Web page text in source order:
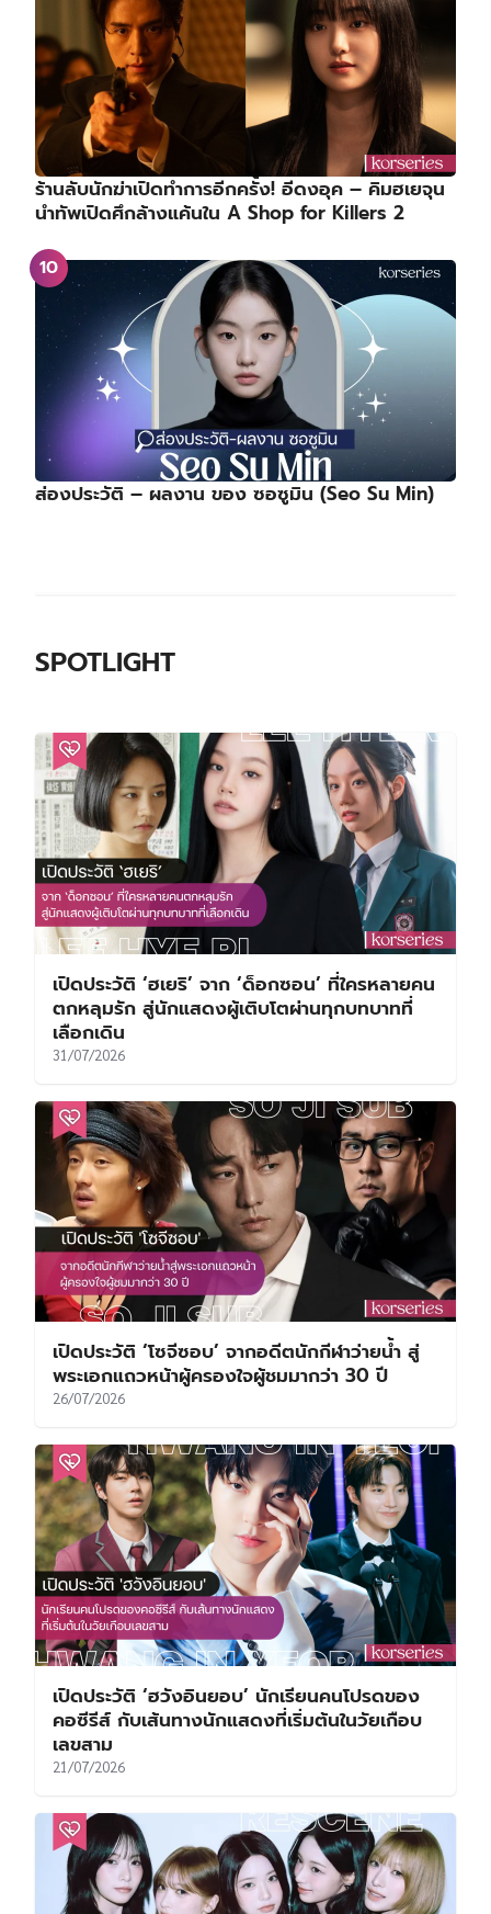
ร้านลับนักฆ่าเปิดทำการอีกครั้ง! อีดงอุค – คิมฮเยจุน
นำทัพเปิดศึกล้างแค้นใน A Shop for Killers 2
ส่องประวัติ – ผลงาน ของ ซอซูมิน (Seo Su Min)
SPOTLIGHT
เปิดประวัติ ‘ฮเยริ’ จาก ‘ด็อกซอน’ ที่ใครหลายคน
ตกหลุมรัก สู่นักแสดงผู้เติบโตผ่านทุกบทบาทที่
เลือกเดิน
31/07/2026
เปิดประวัติ ‘โซจีซอบ’ จากอดีตนักกีฬาว่ายน้ำ สู่
พระเอกแถวหน้าผู้ครองใจผู้ชมมากว่า 30 ปี
26/07/2026
เปิดประวัติ ‘ฮวังอินยอบ’ นักเรียนคนโปรดของ
คอซีรีส์ กับเส้นทางนักแสดงที่เริ่มต้นในวัยเกือบ
เลขสาม
21/07/2026